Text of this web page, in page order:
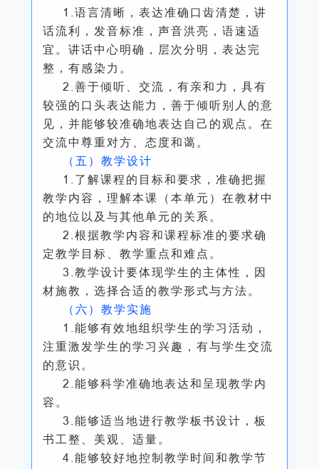
1.语言清晰，表达准确口齿清楚，讲
话流利，发音标准，声音洪亮，语速适
宜。讲话中心明确，层次分明，表达完
整，有感染力。
2.善于倾听、交流，有亲和力，具有
较强的口头表达能力，善于倾听别人的意
见，并能够较准确地表达自己的观点。在
交流中尊重对方、态度和蔼。
（五）教学设计
1.了解课程的目标和要求，准确把握
教学内容，理解本课（本单元）在教材中
的地位以及与其他单元的关系。
2.根据教学内容和课程标准的要求确
定教学目标、教学重点和难点。
3.教学设计要体现学生的主体性，因
材施教，选择合适的教学形式与方法。
（六）教学实施
1.能够有效地组织学生的学习活动，
注重激发学生的学习兴趣，有与学生交流
的意识。
2.能够科学准确地表达和呈现教学内
容。
3.能够适当地进行教学板书设计，板
书工整、美观、适量。
4.能够较好地控制教学时间和教学节